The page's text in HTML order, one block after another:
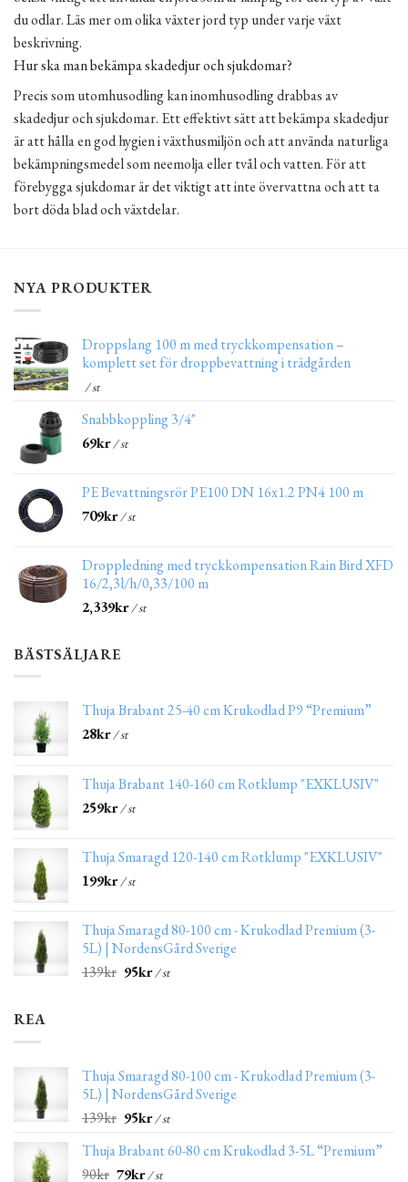
du odlar. Läs mer om olika växter jord typ under varje växt
beskrivning.
Hur ska man bekämpa skadedjur och sjukdomar?
Precis som utomhusodling kan inomhusodling drabbas av
skadedjur och sjukdomar. Ett effektivt sätt att bekämpa skadedjur
är att hålla en god hygien i växthusmiljön och att använda naturliga
bekämpningsmedel som neemolja eller tvål och vatten. För att
förebygga sjukdomar är det viktigt att inte övervattna och att ta
bort döda blad och växtdelar.
NYA PRODUKTER
Droppslang 100 m med tryckkompensation –
komplett set för droppbevattning i trädgården
/ st
Snabbkoppling 3/4"
69kr/ st
PE Bevattningsrör PE100 DN 16x1.2 PN4 100 m
709kr/ st
Droppledning med tryckkompensation Rain Bird XFD
16/2,3l/h/0,33/100 m
2,339kr/ st
BÄSTSÄLJARE
Thuja Brabant 25-40 cm Krukodlad P9 “Premium”
28kr/ st
Thuja Brabant 140-160 cm Rotklump "EXKLUSIV"
259kr/ st
Thuja Smaragd 120-140 cm Rotklump "EXKLUSIV"
199kr/ st
Thuja Smaragd 80-100 cm - Krukodlad Premium (3-
5L) | NordensGård Sverige
139kr 95kr/ st
REA
Thuja Smaragd 80-100 cm - Krukodlad Premium (3-
5L) | NordensGård Sverige
139kr 95kr/ st
Thuja Brabant 60-80 cm Krukodlad 3-5L “Premium”
90kr 79kr/ st